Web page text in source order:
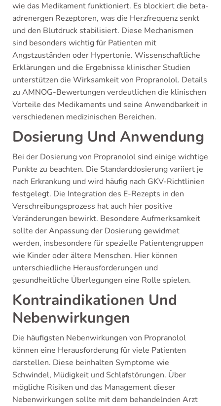
wie das Medikament funktioniert. Es blockiert die beta-
adrenergen Rezeptoren, was die Herzfrequenz senkt
und den Blutdruck stabilisiert. Diese Mechanismen
sind besonders wichtig für Patienten mit
Angstzuständen oder Hypertonie. Wissenschaftliche
Erklärungen und die Ergebnisse klinischer Studien
unterstützen die Wirksamkeit von Propranolol. Details
zu AMNOG-Bewertungen verdeutlichen die klinischen
Vorteile des Medikaments und seine Anwendbarkeit in
verschiedenen medizinischen Bereichen.
Dosierung Und Anwendung
Bei der Dosierung von Propranolol sind einige wichtige
Punkte zu beachten. Die Standarddosierung variiert je
nach Erkrankung und wird häufig nach GKV-Richtlinien
festgelegt. Die Integration des E-Rezepts in den
Verschreibungsprozess hat auch hier positive
Veränderungen bewirkt. Besondere Aufmerksamkeit
sollte der Anpassung der Dosierung gewidmet
werden, insbesondere für spezielle Patientengruppen
wie Kinder oder ältere Menschen. Hier können
unterschiedliche Herausforderungen und
gesundheitliche Überlegungen eine Rolle spielen.
Kontraindikationen Und
Nebenwirkungen
Die häufigsten Nebenwirkungen von Propranolol
können eine Herausforderung für viele Patienten
darstellen. Diese beinhalten Symptome wie
Schwindel, Müdigkeit und Schlafstörungen. Über
mögliche Risiken und das Management dieser
Nebenwirkungen sollte mit dem behandelnden Arzt